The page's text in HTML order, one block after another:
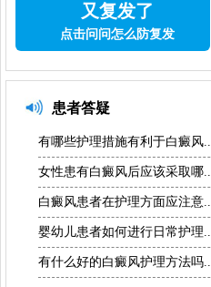
又复发了
点击问问怎么防复发
患者答疑
有哪些护理措施有利于白癜风..
女性患有白癜风后应该采取哪..
白癜风患者在护理方面应注意..
婴幼儿患者如何进行日常护理..
有什么好的白癜风护理方法吗..